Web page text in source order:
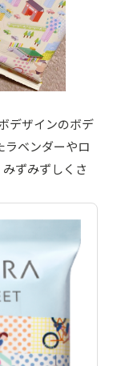
デザインのボデ
ラベンダーやロ
ずみずしくさ